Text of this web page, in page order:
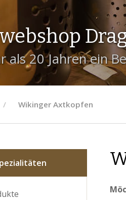
als 20 Jahren ein
Wikinger Axtkopfen